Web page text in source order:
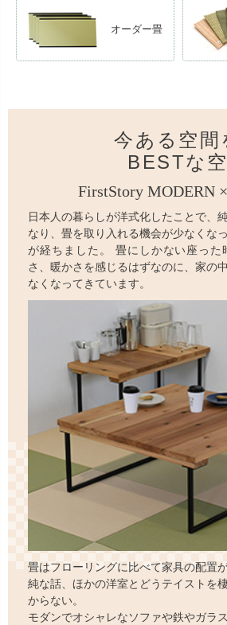
オーダー畳
今ある空間
BESTな空
FirstStory MODERN ×
日本人の暮らしが洋式化したことで、
なり、畳を取り入れる機会が少なくな
が経ちました。 畳にしかない座った
さ、暖かさを感じるはずなのに、家の
なくなってきています。
畳はフローリングに比べて家具の配置
純な話、ほかの洋室とどうテイストを
からない。
モダンでオシャレなソファや鉄やガラ